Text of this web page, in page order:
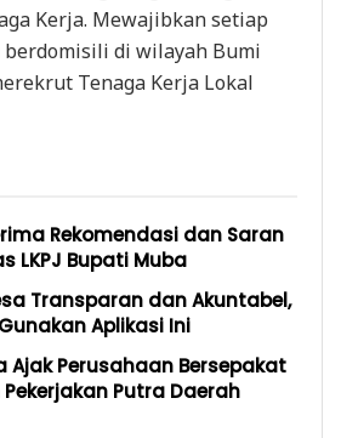
Kerja. Mewajibkan setiap
berdomisili di wilayah Bumi
Tenaga Kerja Lokal
Rekomendasi dan Saran
LKPJ Bupati Muba
Transparan dan Akuntabel,
Aplikasi Ini
Ajak Perusahaan Bersepakat
Putra Daerah